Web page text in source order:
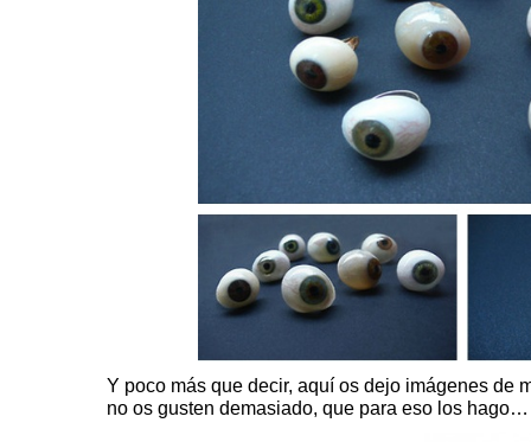
Y poco más que decir, aquí os dejo imágenes de
no os gusten demasiado, que para eso los hago…